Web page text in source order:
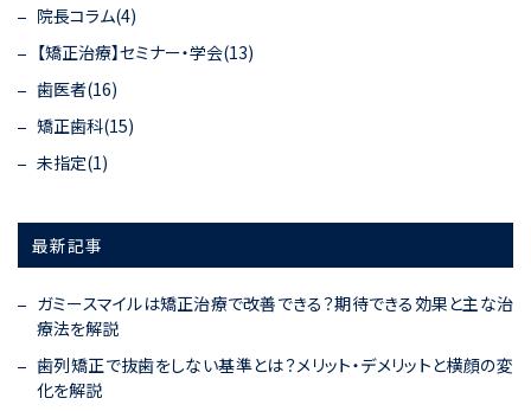
院長コラム(4)
【矯正治療】セミナー・学会(13)
歯医者(16)
矯正歯科(15)
未指定(1)
最新記事
ガミースマイルは矯正治療で改善できる？期待できる効果と主な治
療法を解説
歯列矯正で抜歯をしない基準とは？メリット・デメリットと横顔の変
化を解説